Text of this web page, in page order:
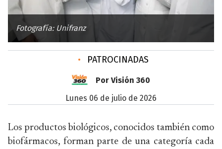
Fotografía: Unifranz
• PATROCINADAS
Por Visión 360
lunes 06 de julio de 2026
Los productos biológicos, conocidos también como
biofármacos, forman parte de una categoría cada